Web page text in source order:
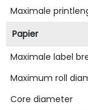
Maximale
Papier
Maximale label
Maximum roll
Core diameter